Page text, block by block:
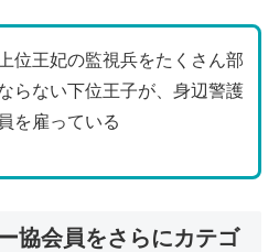
位王妃の監視兵をたくさん部
らない下位王子が、身辺警護
を雇っている
協会員をさらにカテゴ